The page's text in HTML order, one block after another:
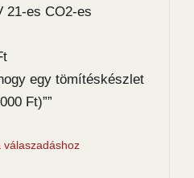
21-es CO2-es
egy tömítéskészlet
Ft)””
válaszadáshoz